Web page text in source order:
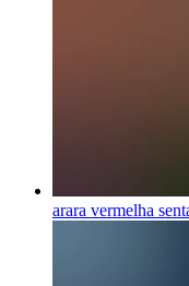
arara vermelha